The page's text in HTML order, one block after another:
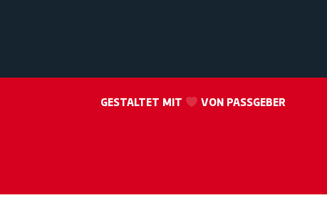
GESTALTET MIT VON PASSGEBER